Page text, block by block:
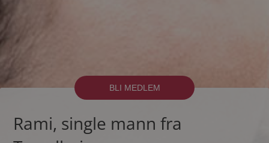
BLI MEDLEM
Rami, single mann fra